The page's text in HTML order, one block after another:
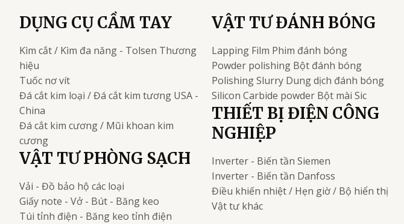
DỤNG CỤ CẦM TAY
Kìm cắt / Kìm đa năng - Tolsen Thương
hiệu
Tuốc nơ vít
Đá cắt kim loại / Đá cắt kim tương USA -
China
Đá cắt kim cương / Mũi khoan kim
cương
VẬT TƯ PHÒNG SẠCH
Vải - Đồ bảo hộ các loại
Giấy note - Vở - Bút - Băng keo
Túi tỉnh điện - Băng keo tỉnh điện
VẬT TƯ ĐÁNH BÓNG
Lapping Film Phim đánh bóng
Powder polishing Bột đánh bóng
Polishing Slurry Dung dịch đánh bóng
Silicon Carbide powder Bột mài Sic
THIẾT BỊ ĐIỆN CÔNG
NGHIỆP
Inverter - Biến tần Siemen
Inverter - Biến tần Danfoss
Điều khiến nhiệt / Hẹn giờ / Bộ hiển thị
Vật tư khác